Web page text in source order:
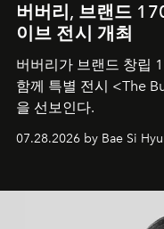
버버리, 브랜드
이브 전시 개최
버버리가 브랜드 창립
함께 특별 전시 <The
을 선보인다.
07.28.2026 by Bae Si